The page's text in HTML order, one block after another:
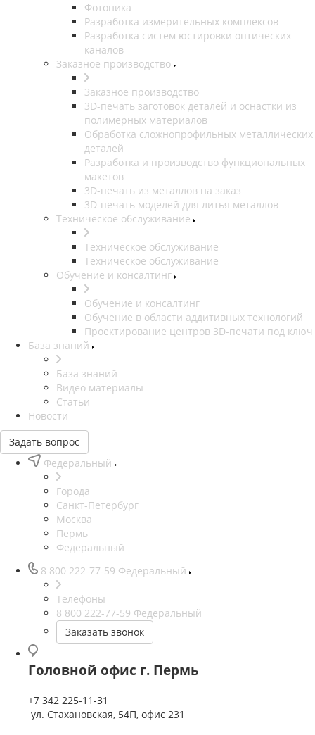
Фотоника
Разработка измерительных комплексов
Разработка систем юстировки оптических
каналов
Заказное производство
Заказное производство
3D-печать заготовок деталей и оснастки из
полимерных материалов
Обработка сложнопрофильных металлических
деталей
Разработка и производство функциональных
макетов
3D-печать из металлов на заказ
3D-печать моделей для литья металлов
Техническое обслуживание
Техническое обслуживание
Техническое обслуживание
Обучение и консалтинг
Обучение и консалтинг
Обучение в области аддитивных технологий
Проектирование центров 3D-печати под ключ
База знаний
База знаний
Видео материалы
Статьи
Новости
Задать вопрос
Федеральный
Города
Санкт-Петербург
Москва
Пермь
Федеральный
8 800 222-77-59 Федеральный
Телефоны
8 800 222-77-59 Федеральный
Заказать звонок
Головной офис г. Пермь
+7 342 225-11-31
ул. Стахановская, 54П, офис 231